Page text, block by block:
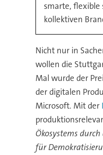
smarte, flexible
kollektiven
Nicht nur in
wollen die
Mal wurde der
der digitalen
Microsoft. Mit der
Ökosystems
für